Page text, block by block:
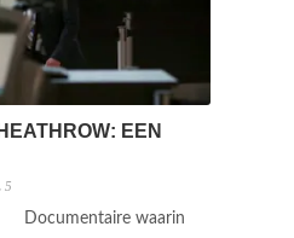
EEN
5
Documentaire waarin